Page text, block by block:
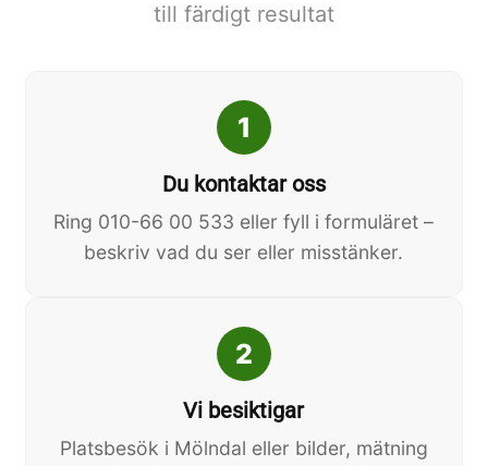
till färdigt resultat
1
Du kontaktar oss
Ring 010-66 00 533 eller fyll i formuläret –
beskriv vad du ser eller misstänker.
2
Vi besiktigar
Platsbesök i Mölndal eller bilder, mätning